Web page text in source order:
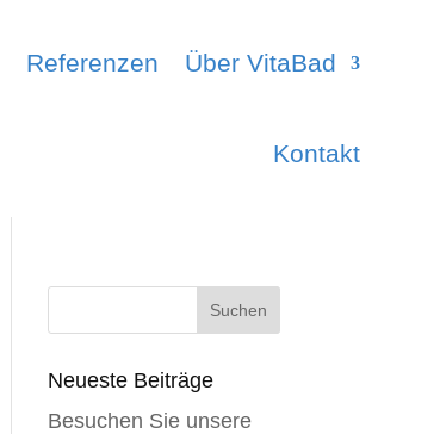
Referenzen Über VitaBad
Kontakt
Neueste Beiträge
Besuchen Sie unsere